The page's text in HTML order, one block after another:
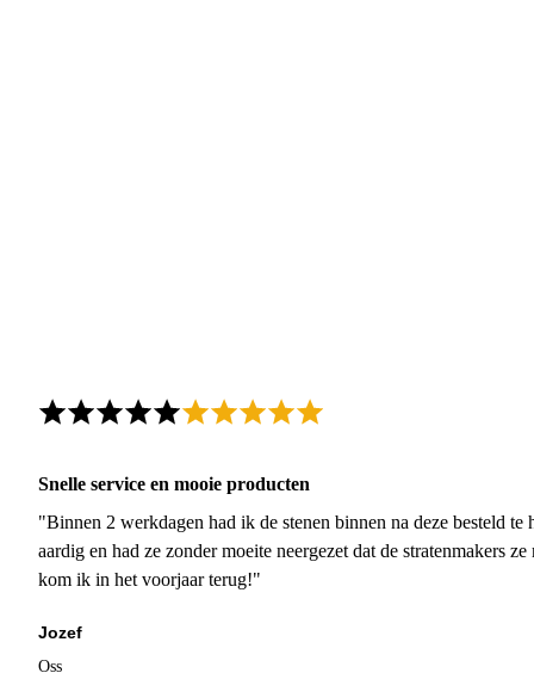
Snelle service en mooie producten
"Binnen 2 werkdagen had ik de stenen binnen na deze besteld
aardig en had ze zonder moeite neergezet dat de stratenmakers
kom ik in het voorjaar terug!"
Jozef
Oss